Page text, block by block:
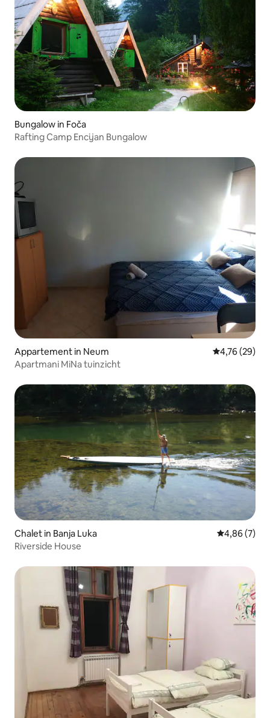
Bungalow in Foča
Rafting Camp Encijan Bungalow
Appartement in Neum Gemiddelde
4,76 (29)
Apartmani MiNa tuinzicht
Chalet in Banja Luka Gemiddelde
4,86 (7)
Riverside House